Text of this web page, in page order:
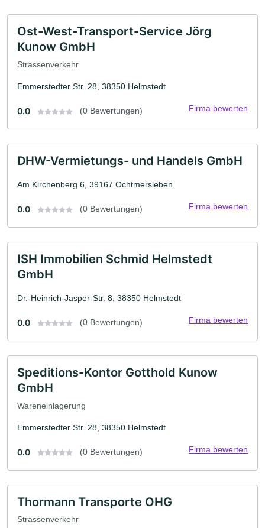
Ost-West-Transport-Service Jörg
Kunow GmbH
Strassenverkehr
Emmerstedter Str. 28, 38350 Helmstedt
0.0 (0 Bewertungen) Firma bewerten
DHW-Vermietungs- und Handels GmbH
Am Kirchenberg 6, 39167 Ochtmersleben
0.0 (0 Bewertungen) Firma bewerten
ISH Immobilien Schmid Helmstedt
GmbH
Dr.-Heinrich-Jasper-Str. 8, 38350 Helmstedt
0.0 (0 Bewertungen) Firma bewerten
Speditions-Kontor Gotthold Kunow
GmbH
Wareneinlagerung
Emmerstedter Str. 28, 38350 Helmstedt
0.0 (0 Bewertungen) Firma bewerten
Thormann Transporte OHG
Strassenverkehr